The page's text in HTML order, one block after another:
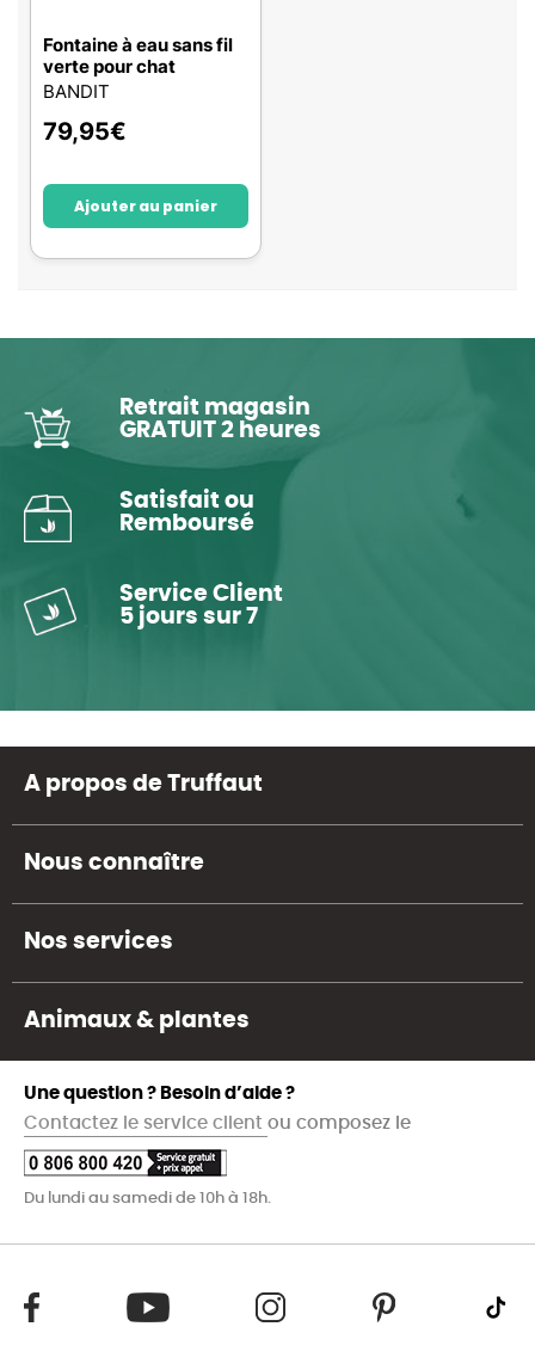
Fontaine à eau sans fil
verte pour chat
BANDIT
79,95€
Ajouter au panier
Retrait magasin
GRATUIT 2 heures
Satisfait ou
Remboursé
Service Client
5 jours sur 7
A propos de Truffaut
Nous connaître
Nos services
Animaux & plantes
Une question ? Besoin d’aide ?
Contactez le service client ou composez le
Du lundi au samedi de 10h à 18h.